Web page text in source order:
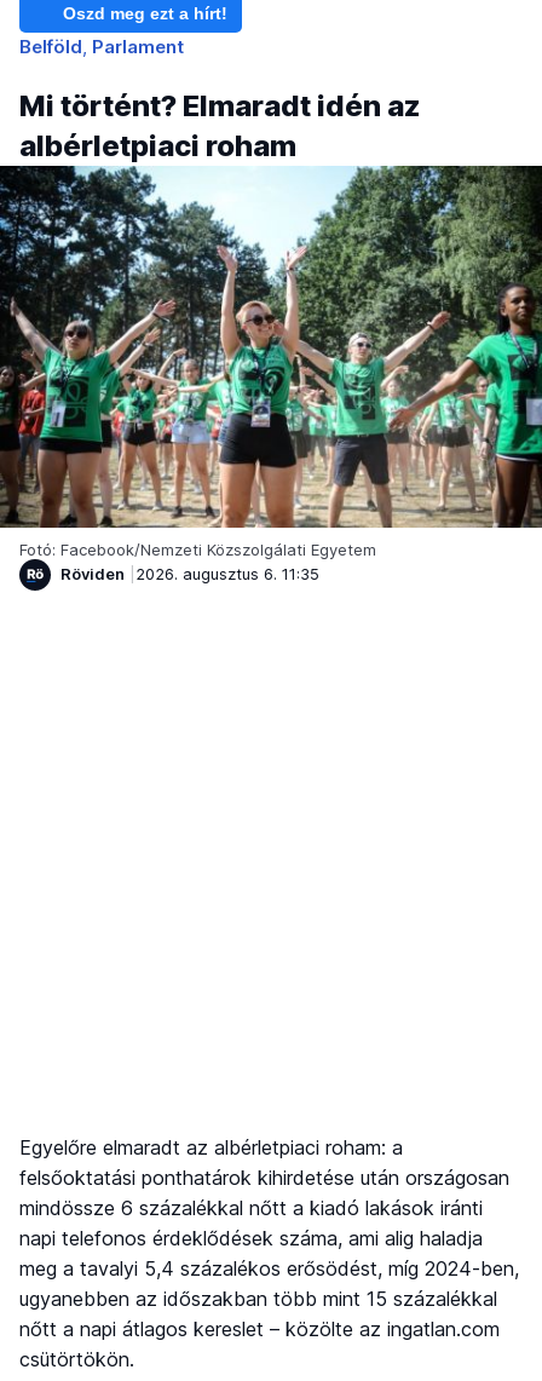
Oszd meg ezt a hírt!
Belföld Parlament
Mi történt? Elmaradt idén az
albérletpiaci roham
Fotó: Facebook/Nemzeti Közszolgálati Egyetem
Röviden
2026. augusztus 6. 11:35
Egyelőre elmaradt az albérletpiaci roham: a
felsőoktatási ponthatárok kihirdetése után országosan
mindössze 6 százalékkal nőtt a kiadó lakások iránti
napi telefonos érdeklődések száma, ami alig haladja
meg a tavalyi 5,4 százalékos erősödést, míg 2024-ben,
ugyanebben az időszakban több mint 15 százalékkal
nőtt a napi átlagos kereslet – közölte az ingatlan.com
csütörtökön.